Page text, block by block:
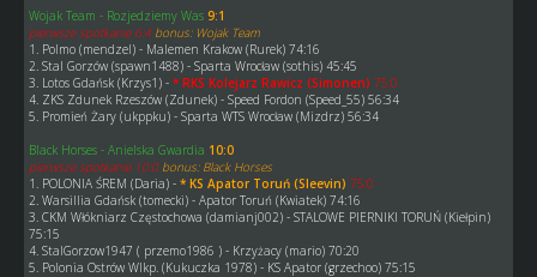
Wojak Team - Rozjedziemy Was 9:1
pierwsze spotkanie 6:4 bonus: Wojak Team
1. Polmo (mendzel) - Malemen Krakow (Rurek) 74:16
2. Stal Gorzów (spawn1488) - Sparta Wrocław (sothis) 45:45
3. Lotos Gdańsk (Krzys1) - * RKS Kolejarz Rawicz (Simonen) 75:0
4. ZKS Zdunek Rzeszów (Zdunek) - Speed Fordon (Speed_55) 56:34
5. Promień Żary (ukppku) - Sparta WTS Wrocław (Mizdrz) 56:34
Black Horses - Anielska Gwardia 10:0
pierwsze spotkanie 10:0 bonus: Black Horses
1. POLONIA ŚREM (Daria) - * KS Apator Toruń (Sleevin) 75:0
2. Warsillia Gdańsk (tomecki) - Apator Toruń (Kwiatek) 74:16
3. CKM Włókniarz Częstochowa (damianj002) - STALOWE PIERNIKI TORUŃ (Kiełpin)
75:15
4. StalGorzow1947 ( przemo1986 ) - Krzyżacy (mario) 70:20
5. Polonia Ostrów Wlkp. (Kukuczka 1978) - KS Apator (grzechoo) 75:15